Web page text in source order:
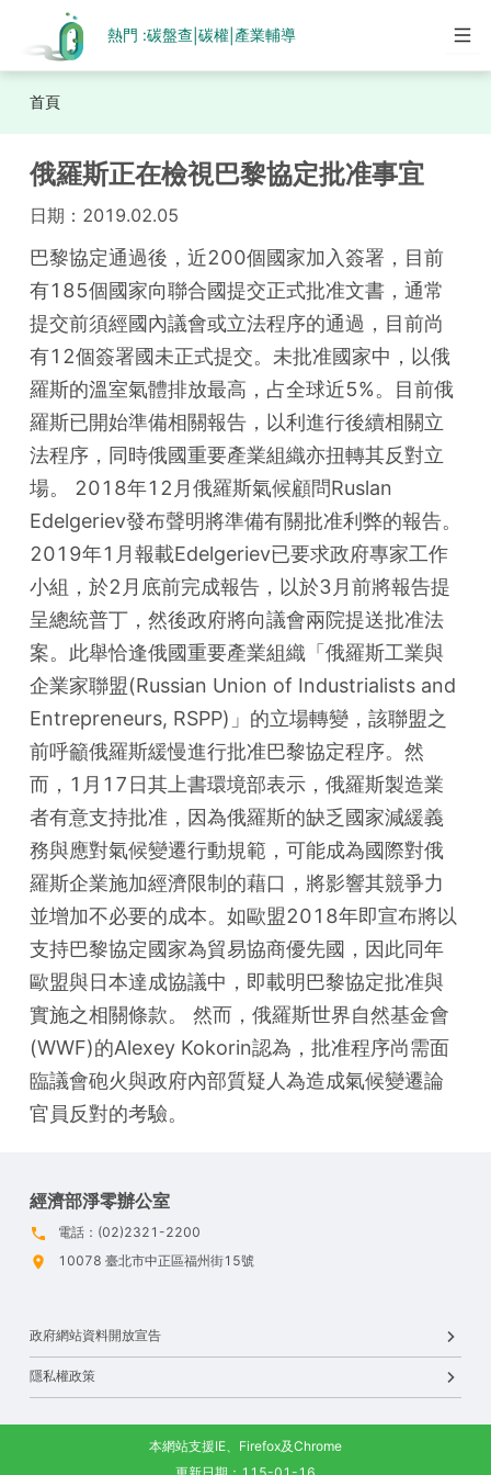
熱門 :碳盤查 碳權| 產業輔導
首頁
俄羅斯正在檢視巴黎協定批准事宜
日期： 2019.02.05
巴黎協定通過後，近200個國家加入簽署，目前
有185個國家向聯合國提交正式批准文書，通常
提交前須經國內議會或立法程序的通過，目前尚
有12個簽署國未正式提交。未批准國家中，以俄
羅斯的溫室氣體排放最高，占全球近5%。目前俄
羅斯已開始準備相關報告，以利進行後續相關立
法程序，同時俄國重要產業組織亦扭轉其反對立
場。 2018年12月俄羅斯氣候顧問Ruslan
Edelgeriev發布聲明將準備有關批准利弊的報告。
2019年1月報載Edelgeriev已要求政府專家工作
小組，於2月底前完成報告，以於3月前將報告提
呈總統普丁，然後政府將向議會兩院提送批准法
案。此舉恰逢俄國重要產業組織「俄羅斯工業與
企業家聯盟(Russian Union of Industrialists and
Entrepreneurs, RSPP)」的立場轉變，該聯盟之
前呼籲俄羅斯緩慢進行批准巴黎協定程序。然
而，1月17日其上書環境部表示，俄羅斯製造業
者有意支持批准，因為俄羅斯的缺乏國家減緩義
務與應對氣候變遷行動規範，可能成為國際對俄
羅斯企業施加經濟限制的藉口，將影響其競爭力
並增加不必要的成本。如歐盟2018年即宣布將以
支持巴黎協定國家為貿易協商優先國，因此同年
歐盟與日本達成協議中，即載明巴黎協定批准與
實施之相關條款。 然而，俄羅斯世界自然基金會
(WWF)的Alexey Kokorin認為，批准程序尚需面
臨議會砲火與政府內部質疑人為造成氣候變遷論
官員反對的考驗。
經濟部淨零辦公室
電話：(02)2321-2200
10078 臺北市中正區福州街15號
政府網站資料開放宣告
隱私權政策
本網站支援IE、Firefox及Chrome